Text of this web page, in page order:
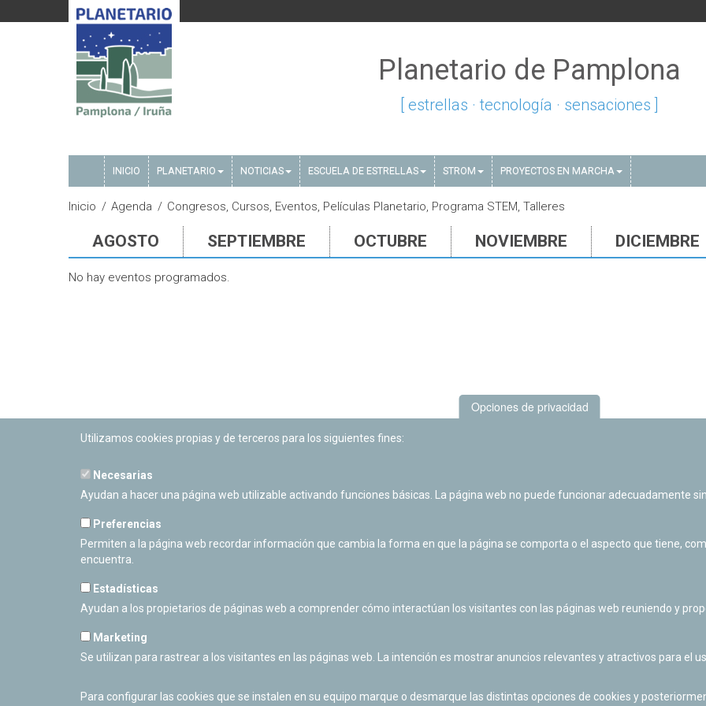
Planetario de Pamplona
[ estrellas · tecnología · sensaciones ]
INICIO PLANETARIO NOTICIAS ESCUELA DE ESTRELLAS STROM PROYECTOS EN MARCHA
Inicio Agenda Congresos, Cursos, Eventos, Películas Planetario, Programa STEM, Talleres
AGOSTO SEPTIEMBRE OCTUBRE NOVIEMBRE DICIEMBRE
No hay eventos programados.
PLANETARIO DE PAMPLONA
Calle Sancho RamÃ­rez, s/n
Cerrado Temporalmente
Opciones de privacidad
Utilizamos cookies propias y de terceros para los siguientes fines:
Necesarias
Ayudan a hacer una página web utilizable activando funciones básicas. La página web no puede funcionar adecuadamente
Preferencias
Permiten a la página web recordar información que cambia la forma en que la página se comporta o el aspecto que tiene,
encuentra.
Estadísticas
Ayudan a los propietarios de páginas web a comprender cómo interactúan los visitantes con las páginas web reuniendo y
Marketing
Se utilizan para rastrear a los visitantes en las páginas web. La intención es mostrar anuncios relevantes y atractivos para el
Para configurar las cookies que se instalen en su equipo marque o desmarque las distintas opciones de cookies y